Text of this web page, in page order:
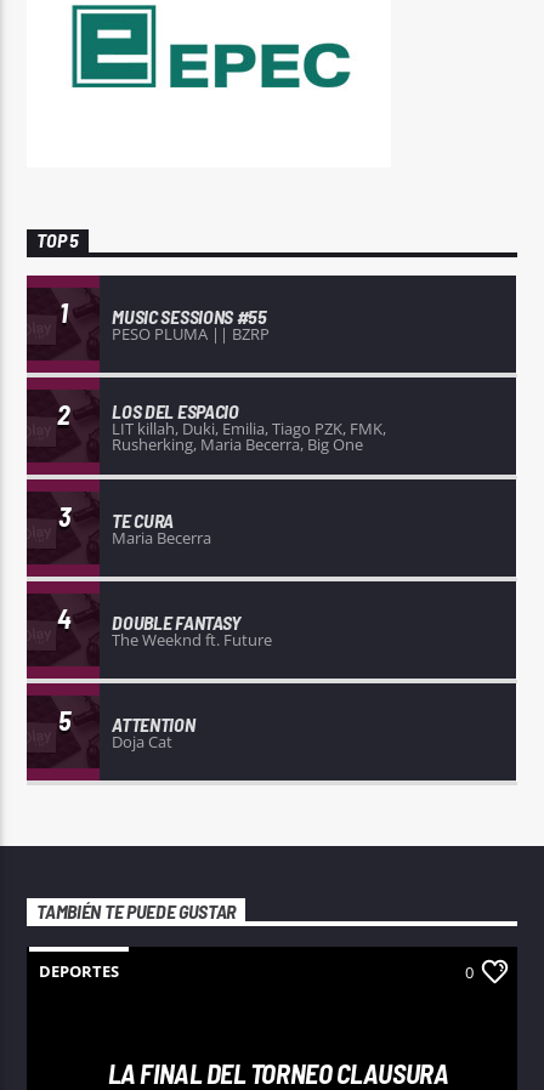
TOP 5
1 MUSIC SESSIONS #55
PESO PLUMA || BZRP
2 LOS DEL ESPACIO
LIT killah, Duki, Emilia, Tiago PZK, FMK,
Rusherking, Maria Becerra, Big One
3 TE CURA
Maria Becerra
4 DOUBLE FANTASY
The Weeknd ft. Future
5 ATTENTION
Doja Cat
TAMBIÉN TE PUEDE GUSTAR
DEPORTES 0
LA FINAL DEL TORNEO CLAUSURA